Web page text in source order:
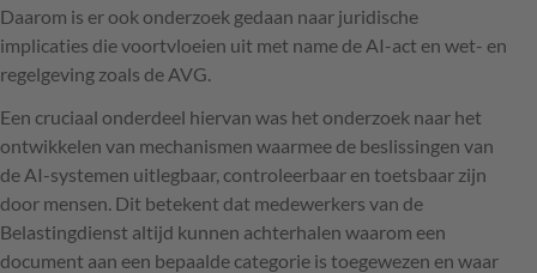
Daarom is er ook onderzoek gedaan naar juridische
implicaties die voortvloeien uit met name de AI-act en wet- en
regelgeving zoals de AVG.
Een cruciaal onderdeel hiervan was het onderzoek naar het
ontwikkelen van mechanismen waarmee de beslissingen van
de AI-systemen uitlegbaar, controleerbaar en toetsbaar zijn
door mensen. Dit betekent dat medewerkers van de
Belastingdienst altijd kunnen achterhalen waarom een
document aan een bepaalde categorie is toegewezen en waar